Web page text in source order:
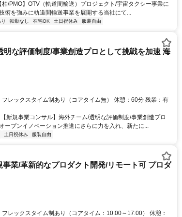
/PMO】OTV（軌道間輸送）プロジェクト/宇宙タクシー事業に
術を強みに軌道間輸送事業を展開する当社にて...
転勤なし 在宅OK 土日祝休み 服装自由
明な評価制度/事業創造プロとして挑戦を加速 海
レックスタイム制あり（コアタイム無） 休憩：60分 残業：有
新規事業コンサル】海外チーム/透明な評価制度/事業創造プロ
ープンイノベーション推進にさらに力を入れ、新たに...
土日祝休み 服装自由
業/革新的なプロダクト開発/リモート可 プロダ
レックスタイム制あり（コアタイム：10:00～17:00） 休憩：